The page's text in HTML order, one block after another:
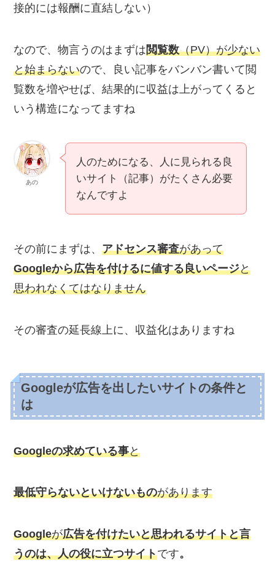
接的には報酬に直結しない）
なので、物言うのは まずは閲覧数（PV）が少ない
と始まらないので、良い記事をバンバン書いて閲
覧数を増やせば、結果的に収益は上がってくる と
いう構造になってますね
あの
人のためになる、人に見られる良
いサイト（記事）がたくさん必要
なんですよ
その前にまずは、アドセンス審査があって
Googleから広告を付けるに値する良いページと
思われなくてはなりません
その審査の延長線上に、収益化はありますね
Googleが広告を出したいサイトの条件と
は
Googleの求めている事と
最低守らないといけないものがあります
Googleが広告を付けたいと思われるサイトと言
うのは、人の役に立つサイトです。